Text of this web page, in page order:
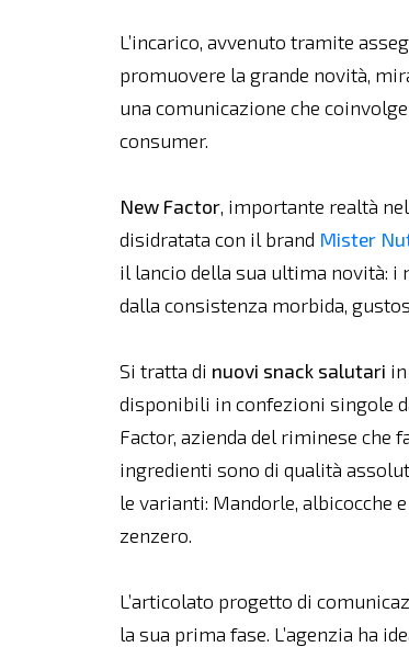
L’incarico, avvenuto tramite
promuovere la grande novità,
una comunicazione che
consumer.
New Factor, importante realtà
disidratata con il brand Mister
il lancio della sua ultima novità: i
dalla consistenza morbida,
Si tratta di nuovi snack salutari
disponibili in confezioni singole
Factor, azienda del riminese che
ingredienti sono di qualità
le varianti: Mandorle, albicocche
zenzero.
L’articolato progetto di
la sua prima fase. L’agenzia ha